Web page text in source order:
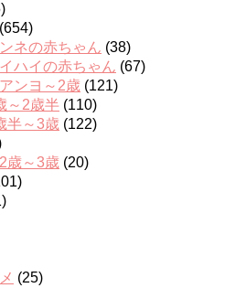
(654)
ネの赤ちゃん (38)
ハイの赤ちゃん (67)
ンヨ～2歳 (121)
～2歳半 (110)
半～3歳 (122)
歳～3歳 (20)
(25)